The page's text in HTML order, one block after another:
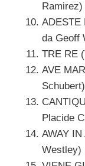
Ramirez)
ADESTE
da Geoff
TRE RE
AVE
Placide
AWAY
Westley)